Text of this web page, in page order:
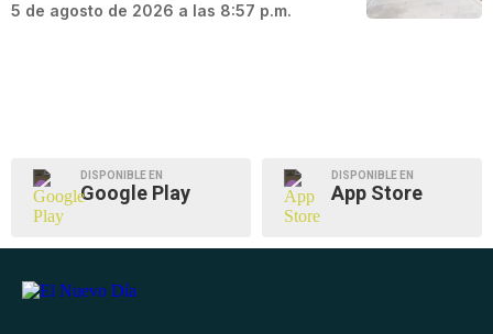
5 de agosto de 2026 a las 8:57 p.m.
DISPONIBLE EN
Google Play
DISPONIBLE EN
App Store